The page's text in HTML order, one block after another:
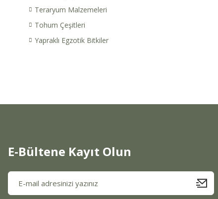
Teraryum Malzemeleri
Tohum Çeşitleri
Yapraklı Egzotik Bitkiler
E-Bültene Kayıt Olun